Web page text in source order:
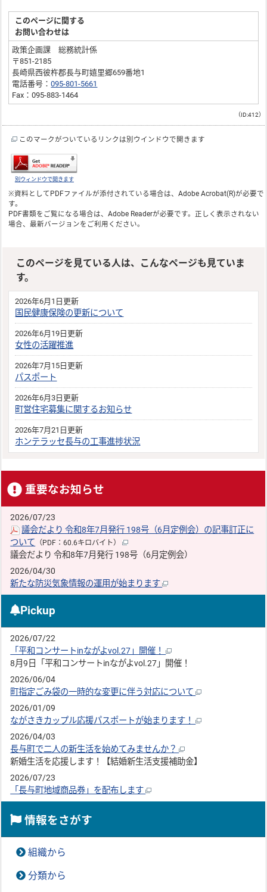
このページに関する
お問い合わせは
政策企画課 総務統計係
〒851-2185
長崎県西彼杵郡長与町嬉里郷659番地1
電話番号：095-801-5661
Fax：095-883-1464
（ID:412）
このマークがついているリンクは別ウインドウで開きます
別ウィンドウで開きます
※資料としてPDFファイルが添付されている場合は、Adobe Acrobat(R)が必要で
す。
PDF書類をご覧になる場合は、Adobe Readerが必要です。正しく表示されない
場合、最新バージョンをご利用ください。
このページを見ている人は、こんなページも見ていま
す。
2026年6月1日更新
国民健康保険の更新について
2026年6月19日更新
女性の活躍推進
2026年7月15日更新
パスポート
2026年6月3日更新
町営住宅募集に関するお知らせ
2026年7月21日更新
ホンテラッセ長与の工事進捗状況
重要なお知らせ
2026/07/23
議会だより 令和8年7月発行 198号（6月定例会）の記事訂正に
ついて （PDF：60.6キロバイト）
議会だより 令和8年7月発行 198号（6月定例会）
2026/04/30
新たな防災気象情報の運用が始まります
Pickup
2026/07/22
「平和コンサートinながよvol.27」開催！
8月9日「平和コンサートinながよvol.27」開催！
2026/06/04
町指定ごみ袋の一時的な変更に伴う対応について
2026/01/09
ながさきカップル応援パスポートが始まります！
2026/04/03
長与町で二人の新生活を始めてみませんか？
新婚生活を応援します！【結婚新生活支援補助金】
2026/07/23
「長与町地域商品券」を配布します
情報をさがす
組織から
分類から